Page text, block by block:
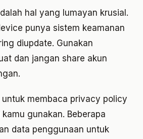
hal yang lumayan krusial.
punya sistem keamanan
diupdate. Gunakan
dan jangan share akun
membaca privacy policy
gunakan. Beberapa
data penggunaan untuk